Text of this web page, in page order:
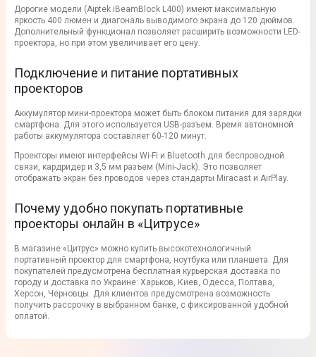
Дорогие модели (Aiptek iBeamBlock L400) имеют максимальную
яркость 400 люмен и диагональ выводимого экрана до 120 дюймов.
Дополнительный функционал позволяет расширить возможности LED-
проектора, но при этом увеличивает его цену.
Подключение и питание портативных
проекторов
Аккумулятор мини-проектора может быть блоком питания для зарядки
смартфона. Для этого используется USB-разъем. Время автономной
работы аккумулятора составляет 60-120 минут.
Проекторы имеют интерфейсы Wi-Fi и Bluetooth для беспроводной
связи, кардридер и 3,5 мм разъем (Mini-Jack). Это позволяет
отображать экран без проводов через стандарты Miracast и AirPlay.
Почему удобно покупать портативные
проекторы онлайн в «Цитрусе»
В магазине «Цитрус» можно купить высокотехнологичный
портативный проектор для смартфона, ноутбука или планшета. Для
покупателей предусмотрена бесплатная курьерская доставка по
городу и доставка по Украине: Харьков, Киев, Одесса, Полтава,
Херсон, Черновцы. Для клиентов предусмотрена возможность
получить рассрочку в выбранном банке, с фиксированной удобной
оплатой.